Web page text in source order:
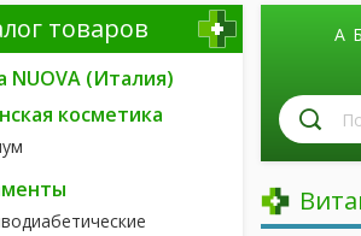
товаров
NUOVA (Италия)
косметика
А Б